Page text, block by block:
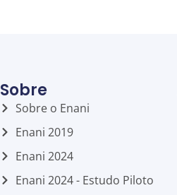
Sobre
Sobre o Enani
Enani 2019
Enani 2024
Enani 2024 - Estudo Piloto